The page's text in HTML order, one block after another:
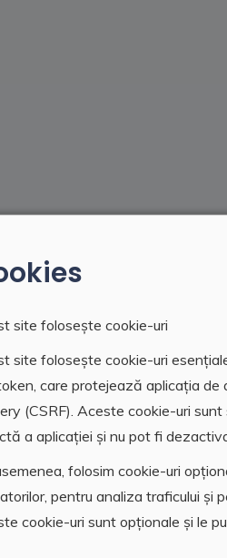
site folosește cookie-uri
site folosește cookie-uri
care protejează aplicația de
(CSRF). Aceste cookie-uri
a aplicației și nu pot fi
folosim cookie-uri
pentru analiza traficului și
cookie-uri sunt opționale și le